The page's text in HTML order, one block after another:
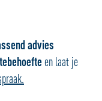
advies
en laat je